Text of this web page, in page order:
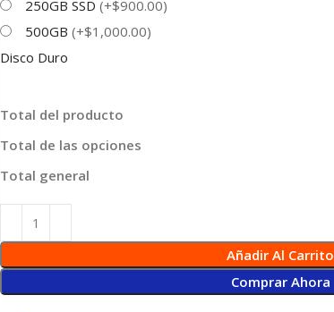
250GB SSD (+$900.00)
500GB (+$1,000.00)
Disco Duro
Total del producto
Total de las opciones
Total general
Añadir Al Carrito
Comprar Ahora